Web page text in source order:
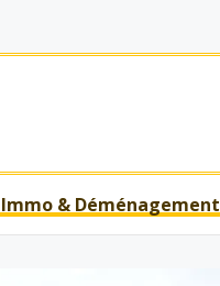
& Déménagement